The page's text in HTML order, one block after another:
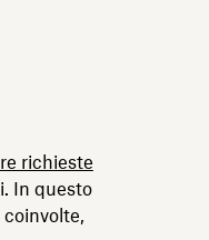
richieste
In questo